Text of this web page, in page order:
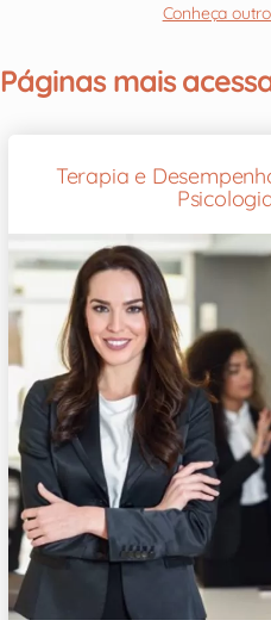
Conheça
Páginas mais
Terapia e